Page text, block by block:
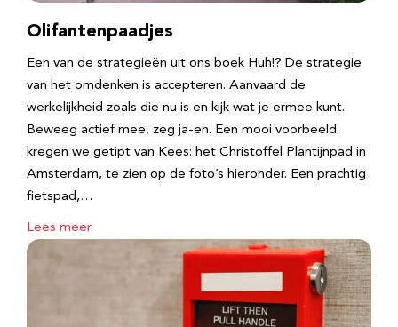
Olifantenpaadjes
Een van de strategieën uit ons boek Huh!? De strategie
van het omdenken is accepteren. Aanvaard de
werkelijkheid zoals die nu is en kijk wat je ermee kunt.
Beweeg actief mee, zeg ja-en. Een mooi voorbeeld
kregen we getipt van Kees: het Christoffel Plantijnpad in
Amsterdam, te zien op de foto’s hieronder. Een prachtig
fietspad,…
Lees meer